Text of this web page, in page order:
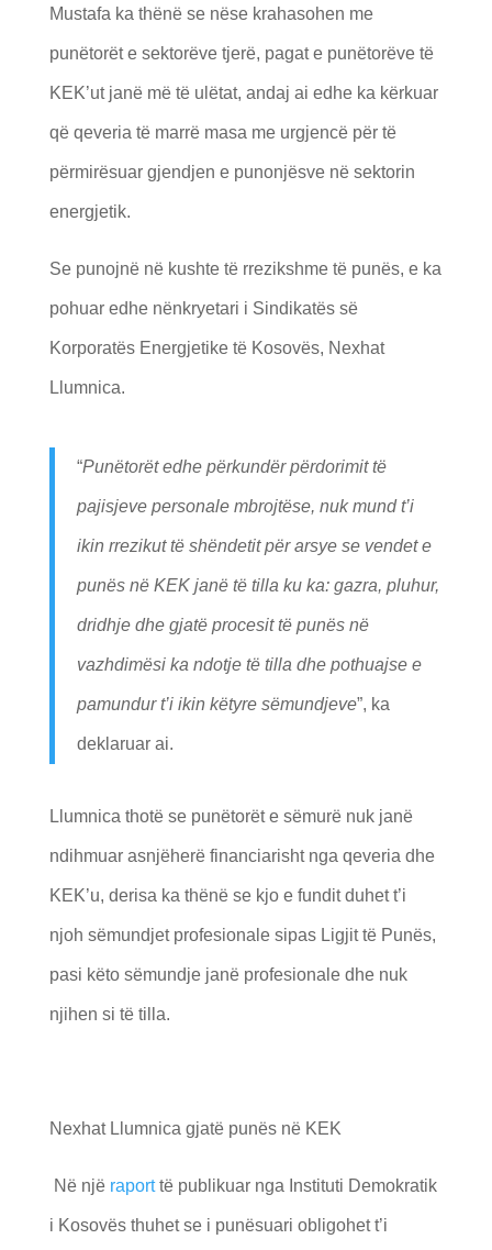
Mustafa ka thënë se nëse krahasohen me
punëtorët e sektorëve tjerë, pagat e punëtorëve të
KEK’ut janë më të ulëtat, andaj ai edhe ka kërkuar
që qeveria të marrë masa me urgjencë për të
përmirësuar gjendjen e punonjësve në sektorin
energjetik.
Se punojnë në kushte të rrezikshme të punës, e ka
pohuar edhe nënkryetari i Sindikatës së
Korporatës Energjetike të Kosovës, Nexhat
Llumnica.
“Punëtorët edhe përkundër përdorimit të
pajisjeve personale mbrojtëse, nuk mund t’i
ikin rrezikut të shëndetit për arsye se vendet e
punës në KEK janë të tilla ku ka: gazra, pluhur,
dridhje dhe gjatë procesit të punës në
vazhdimësi ka ndotje të tilla dhe pothuajse e
pamundur t’i ikin këtyre sëmundjeve”, ka
deklaruar ai.
Llumnica thotë se punëtorët e sëmurë nuk janë
ndihmuar asnjëherë financiarisht nga qeveria dhe
KEK’u, derisa ka thënë se kjo e fundit duhet t’i
njoh sëmundjet profesionale sipas Ligjit të Punës,
pasi këto sëmundje janë profesionale dhe nuk
njihen si të tilla.
Nexhat Llumnica gjatë punës në KEK
Në një raporttë publikuar nga Instituti Demokratik
i Kosovës thuhet se i punësuari obligohet t’i